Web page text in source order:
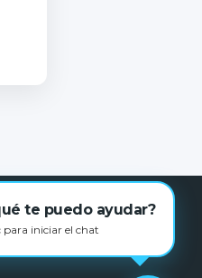
te puedo ayudar?
para iniciar el chat